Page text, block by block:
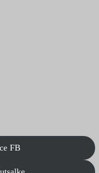
FB